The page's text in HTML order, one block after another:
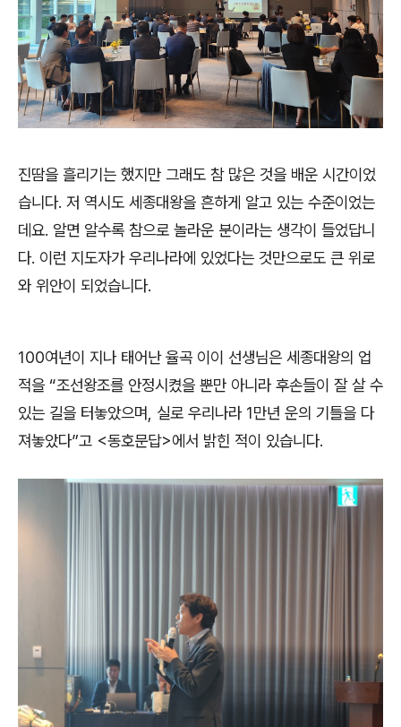
진땀을 흘리기는 했지만 그래도 참 많은 것을 배운 시간이었
습니다. 저 역시도 세종대왕을 흔하게 알고 있는 수준이었는
데요. 알면 알수록 참으로 놀라운 분이라는 생각이 들었답니
다. 이런 지도자가 우리나라에 있었다는 것만으로도 큰 위로
와 위안이 되었습니다.
100여년이 지나 태어난 율곡 이이 선생님은 세종대왕의 업
적을 “조선왕조를 안정시켰을 뿐만 아니라 후손들이 잘 살 수
있는 길을 터놓았으며
실로 우리나라 1만년 운의 기틀을 다
져놓았다”고 <동호문답>에서 밝힌 적이 있습니다.